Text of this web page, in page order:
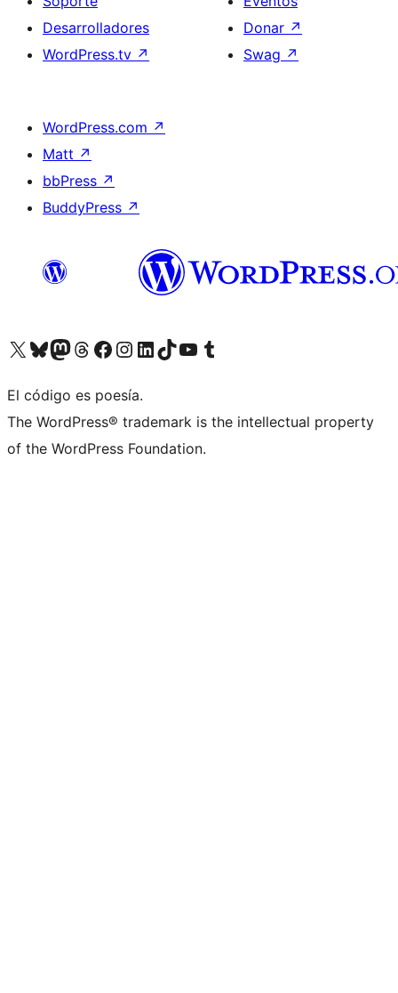
Desarrolladores
WordPress.tv ↗
Donar ↗
Swag ↗
WordPress.com ↗
Matt ↗
bbPress ↗
BuddyPress ↗
Visita nuestra cuenta de X (anteriormente Twitter)
Visita nuestra cuenta de Bluesky
Visita nuestra cuenta de Mastodon
Visita nuestra cuenta de Threads
Visita nuestra página de Facebook
Visita nuestra cuenta de Instagram
Visita nuestra cuenta de LinkedIn
Visita nuestra cuenta de TikTok
Visita nuestro canal de YouTube
Visita nuestra cuenta de Tumblr
El código es poesía.
The WordPress® trademark is the intellectual property
of the WordPress Foundation.